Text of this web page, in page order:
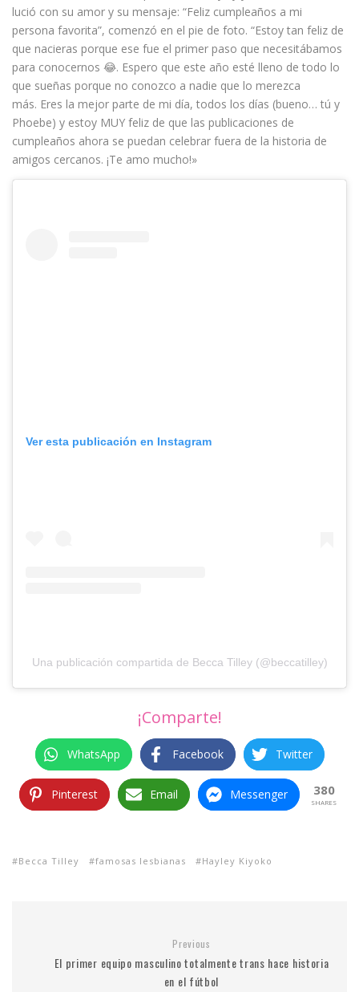
lució con su amor y su mensaje: “Feliz cumpleaños a mi
persona favorita”, comenzó en el pie de foto. “Estoy tan feliz de
que nacieras porque ese fue el primer paso que necesitábamos
para conocernos 😂. Espero que este año esté lleno de todo lo
que sueñas porque no conozco a nadie que lo merezca
más. Eres la mejor parte de mi día, todos los días (bueno… tú y
Phoebe) y estoy MUY feliz de que las publicaciones de
cumpleaños ahora se puedan celebrar fuera de la historia de
amigos cercanos. ¡Te amo mucho!»
Ver esta publicación en Instagram
Una publicación compartida de Becca Tilley (@beccatilley)
¡Comparte!
WhatsApp Facebook Twitter
Pinterest Email Messenger 380
SHARES
Becca Tilley famosas lesbianas Hayley Kiyoko
Previous
El primer equipo masculino totalmente trans hace historia
en el fútbol